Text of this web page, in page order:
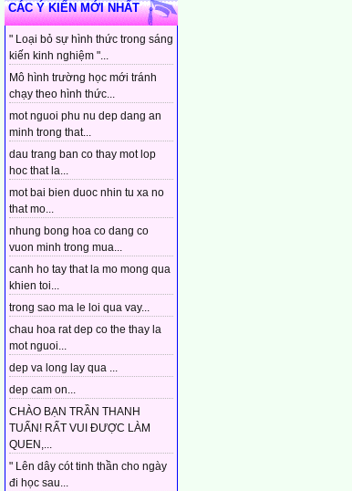
CÁC Ý KIẾN MỚI NHẤT
" Loại bỏ sự hình thức trong sáng
kiến kinh nghiệm "...
Mô hình trường học mới tránh
chạy theo hình thức...
mot nguoi phu nu dep dang an
minh trong that...
dau trang ban co thay mot lop
hoc that la...
mot bai bien duoc nhin tu xa no
that mo...
nhung bong hoa co dang co
vuon minh trong mua...
canh ho tay that la mo mong qua
khien toi...
trong sao ma le loi qua vay...
chau hoa rat dep co the thay la
mot nguoi...
dep va long lay qua ...
dep cam on...
CHÀO BẠN TRẦN THANH
TUẤN! RẤT VUI ĐƯỢC LÀM
QUEN,...
" Lên dây cót tinh thần cho ngày
đi học sau...